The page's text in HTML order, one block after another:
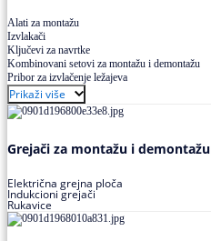
Alati za montažu
Izvlakači
Ključevi za navrtke
Kombinovani setovi za montažu i demontažu
Pribor za izvlačenje ležajeva
Prikaži više
Grejači za montažu i demontažu
Električna grejna ploča
Indukcioni grejači
Rukavice